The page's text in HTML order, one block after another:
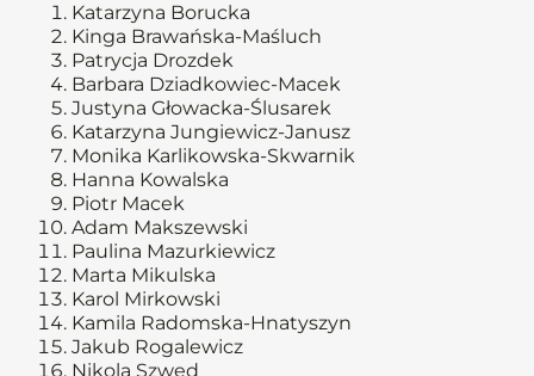
Katarzyna Borucka
Kinga Brawańska-Maśluch
Patrycja Drozdek
Barbara Dziadkowiec-Macek
Justyna Głowacka-Ślusarek
Katarzyna Jungiewicz-Janusz
Monika Karlikowska-Skwarnik
Hanna Kowalska
Piotr Macek
Adam Makszewski
Paulina Mazurkiewicz
Marta Mikulska
Karol Mirkowski
Kamila Radomska-Hnatyszyn
Jakub Rogalewicz
Nikola Szwed